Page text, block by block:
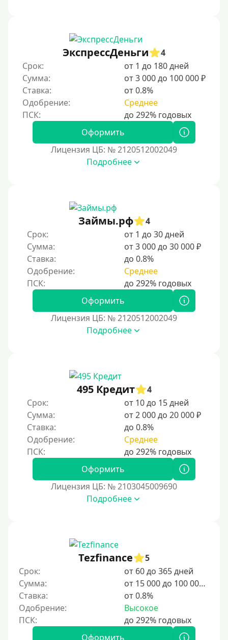
Без процентов на 30 дней
Под 0 %
Условия
С опцией досрочного погашения
Без страховок и комиссий
Со страховкой
Без предоплат
Без электронной почты
С автоматическим одобрением
Без номера телефона
На телефон
Бесплатно, без скрытых платежей и обязательных
Без звонков и проверок
Онлайн круглосуточно
На карту круглосуточно
Деньги в долг
В долг на карту
Срок
2 недели
15 дней
20 дней
21 день
На месяц
ЭкспрессДеньги
4
Срок:
от 1 до 180 дней
Сумма:
от 3 000 до 100 000 ₽
Ставка:
от 0.8%
Одобрение:
Среднее
Оформить
Лицензия ЦБ: № 2120512002049
Подробнее
Займы.рф
4
Срок:
от 1 до 30 дней
Сумма:
от 3 000 до 30 000 ₽
Ставка:
до 0.8%
Одобрение:
Среднее
Оформить
Лицензия ЦБ: № 2120512002049
Подробнее
495 Кредит
4
Срок:
от 10 до 15 дней
Сумма:
от 2 000 до 20 000 ₽
Ставка:
до 0.8%
Одобрение:
Среднее
Оформить
Лицензия ЦБ: № 2103045009690
Подробнее
Tezfinance
5
Срок:
от 60 до 365 дней
Сумма:
от 15 000 до 100 000 ₽
Ставка:
от 0.8%
Одобрение:
Высокое
Оформить